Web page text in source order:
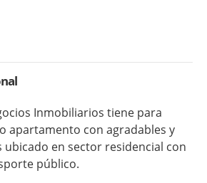
Inmobiliarios tiene para
apartamento con agradables y
ubicado en sector residencial con
público.